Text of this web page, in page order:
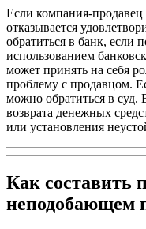
Если компания-продавец
отказывается
обратиться в банк, если
использованием
может принять на себя
проблему с продавцом.
можно обратиться в суд.
возврата денежных
или установления
Как составить
неподобающем